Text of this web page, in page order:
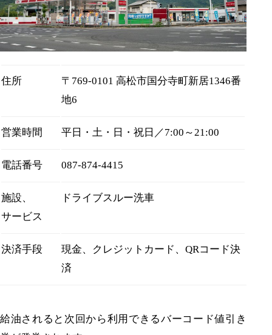
住所
〒769-0101 高松市国分寺町新居1346番
地6
営業時間 平日・土・日・祝日／7:00～21:00
電話番号 087-874-4415
施設、
サービス
ドライブスルー洗車
決済手段
現金、クレジットカード、QRコード決
済
給油されると次回から利用できるバーコード値引き